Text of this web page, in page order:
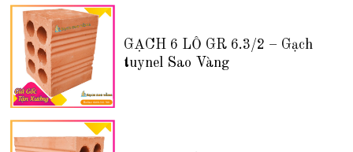
GẠCH 6 LỖ GR 6.3/2 – Gạch
tuynel Sao Vàng